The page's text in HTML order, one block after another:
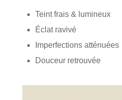
Teint frais & lumineux
Éclat ravivé
Imperfections atténuées
Douceur retrouvée